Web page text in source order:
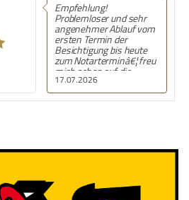
17.07.2026
Empfehlung!
Problemloser und sehr
angenehmer Ablauf vom
ersten Termin der
Besichtigung bis heute
zum Notarterminâ€¦ freu
mich schon auf die
SchlÃ¼sselÃ¼bergabe.
Ganz groÃŸes
DankeschÃ¶n an Frau